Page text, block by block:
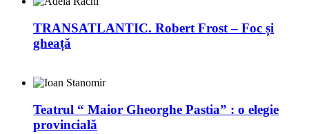
TRANSATLANTIC. Robert Frost – Foc și
gheață
Teatrul “ Maior Gheorghe Pastia” : o elegie
provincială